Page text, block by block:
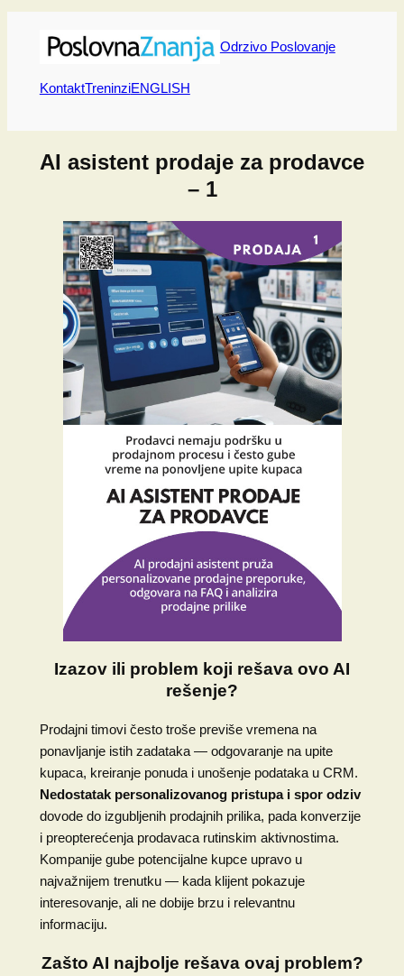
Skip
content
Odrzivo Poslovanje
KontaktTreninziENGLISH
AI asistent prodaje za prodavce
– 1
Izazov ili problem koji rešava ovo AI
rešenje?
Prodajni timovi često troše previše vremena na
ponavljanje istih zadataka — odgovaranje na upite
kupaca, kreiranje ponuda i unošenje podataka u CRM.
Nedostatak personalizovanog pristupa i spor odziv
dovode do izgubljenih prodajnih prilika, pada konverzije
i preopterećenja prodavaca rutinskim aktivnostima.
Kompanije gube potencijalne kupce upravo u
najvažnijem trenutku — kada klijent pokazuje
interesovanje, ali ne dobije brzu i relevantnu
informaciju.
Zašto AI najbolje rešava ovaj problem?